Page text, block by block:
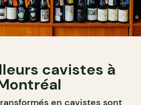
cavistes à
en cavistes sont